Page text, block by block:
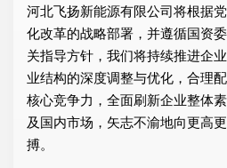
河北飞扬新能源有限公司将根据
化改革的战略部署，并遵循国资
关指导方针，我们将持续推进企
业结构的深度调整与优化，合理
核心竞争力，全面刷新企业整体
及国内市场，矢志不渝地向更高
搏。